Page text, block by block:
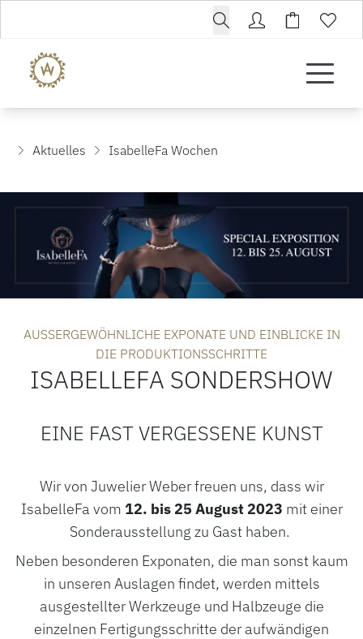
ROLEX CERTIFIED PRE-OWNED
SCHMUCK
LUXURY DEALS
Aktuelles IsabelleFa Wochen
AUSSERGEWÖHNLICHE EXPONATE UND EINBLICKE IN
DIE PRODUKTIONSSCHRITTE
ISABELLEFA SONDERSHOW
EINE FAST VERGESSENE KUNST
Wir von Juwelier Weber freuen uns, dass wir
IsabelleFa vom 12. bis 25 August 2023 mit einer
Sonderausstellung zu Gast haben.
Neben besonderen Exponaten, die man sonst kaum
in unseren Auslagen findet, werden mittels
ausgestellter Werkzeuge und Halbzeuge die
einzelnen Fertigungsschritte der aufwändigen